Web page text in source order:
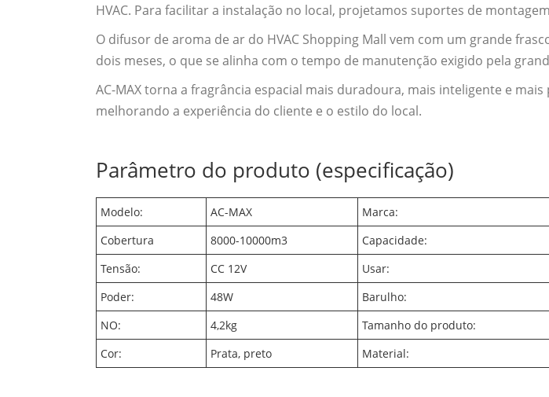
HVAC. Para facilitar a instalação no local, projetamos suportes de
O difusor de aroma de ar do HVAC Shopping Mall vem com um grande
dois meses, o que se alinha com o tempo de manutenção exigido pela
AC-MAX torna a fragrância espacial mais duradoura, mais inteligente e
melhorando a experiência do cliente e o estilo do local.
Parâmetro do produto (especificação)
Modelo: AC-MAX Marca:
Cobertura
8000-10000m3 Capacidade:
Tensão:
CC 12V Usar:
Poder:
48W Barulho:
NO:
4,2kg Tamanho do produto:
Cor:
Prata, preto Material: